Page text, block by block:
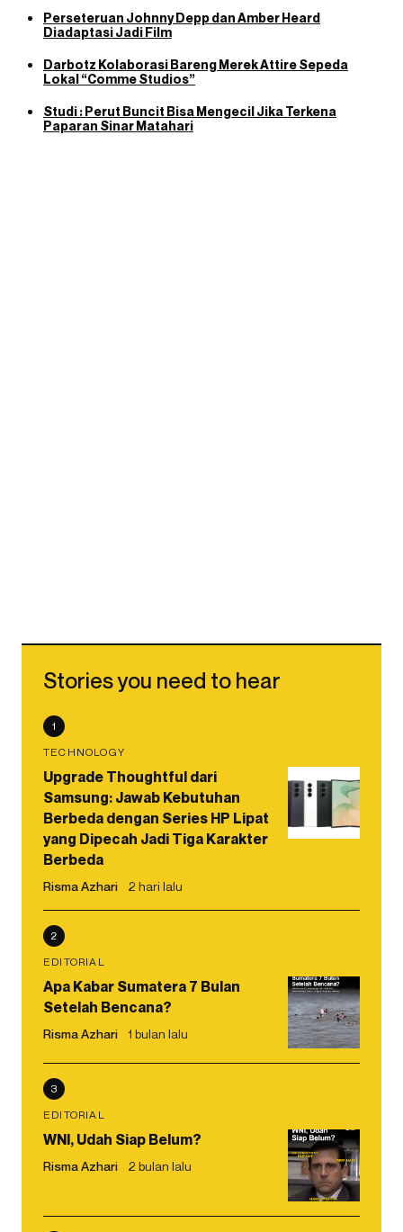
Perseteruan Johnny Depp dan Amber Heard
Diadaptasi Jadi Film
Darbotz Kolaborasi Bareng Merek Attire Sepeda
Lokal “Comme Studios”
Studi : Perut Buncit Bisa Mengecil Jika Terkena
Paparan Sinar Matahari
Stories you need to hear
1
TECHNOLOGY
Upgrade Thoughtful dari
Samsung: Jawab Kebutuhan
Berbeda dengan Series HP Lipat
yang Dipecah Jadi Tiga Karakter
Berbeda
Risma Azhari 2 hari lalu
2
EDITORIAL
Apa Kabar Sumatera 7 Bulan
Setelah Bencana?
Risma Azhari 1 bulan lalu
3
EDITORIAL
WNI, Udah Siap Belum?
Risma Azhari 2 bulan lalu